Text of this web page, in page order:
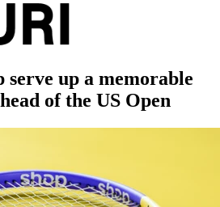
up a memorable
of the US Open